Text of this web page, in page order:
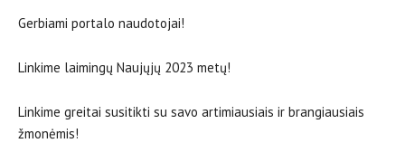
Gerbiami portalo naudotojai!
Linkime laimingų Naujųjų 2023 metų!
Linkime greitai susitikti su savo artimiausiais ir brangiausiais
žmonėmis!